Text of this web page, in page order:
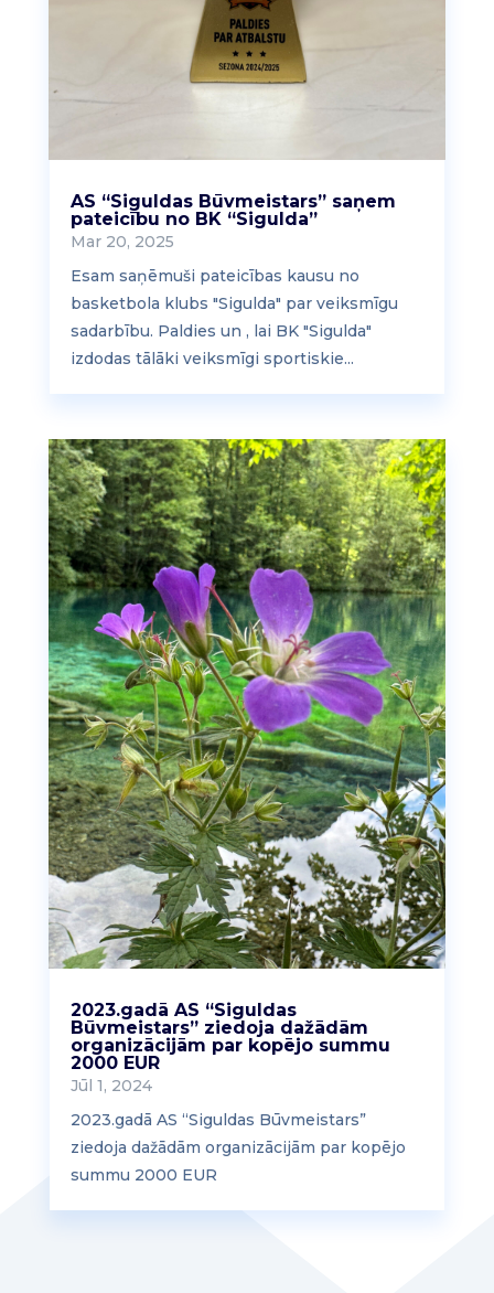
AS “Siguldas Būvmeistars” saņem
pateicību no BK “Sigulda”
Mar 20, 2025
Esam saņēmuši pateicības kausu no
basketbola klubs "Sigulda" par veiksmīgu
sadarbību. Paldies un , lai BK "Sigulda"
izdodas tālāki veiksmīgi sportiskie...
2023.gadā AS “Siguldas
Būvmeistars” ziedoja dažādām
organizācijām par kopējo summu
2000 EUR
Jūl 1, 2024
2023.gadā AS “Siguldas Būvmeistars”
ziedoja dažādām organizācijām par kopējo
summu 2000 EUR